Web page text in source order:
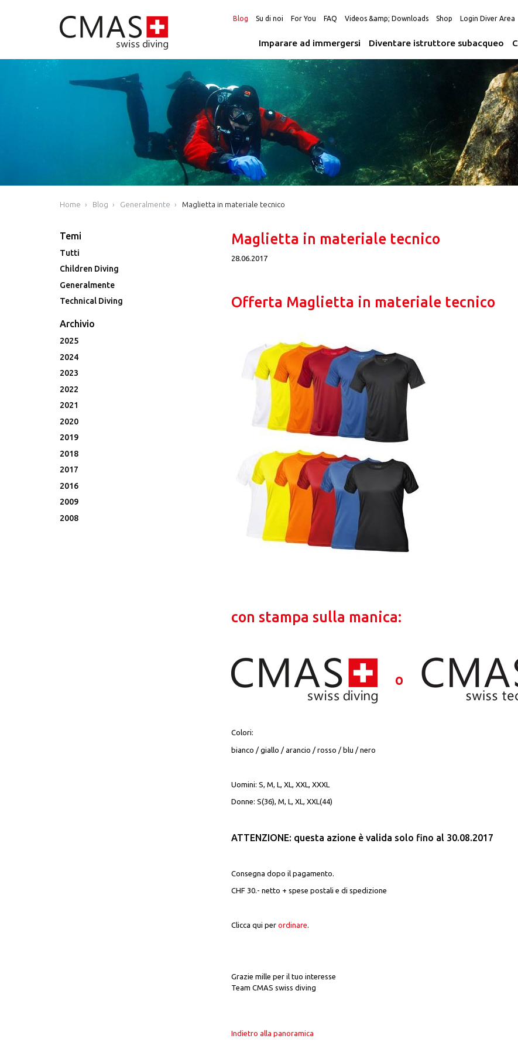
Blog Su di noi For You FAQ Videos &amp; Downloads Shop Login Diver Area
Imparare ad immergersi Diventare istruttore subacqueo
Home Blog Generalmente Maglietta in materiale tecnico
Temi
Tutti
Children Diving
Generalmente
Technical Diving
Archivio
2025
2024
2023
2022
2021
2020
2019
2018
2017
2016
2009
2008
Maglietta in materiale tecnico
28.06.2017
Offerta Maglietta in materiale tecnico
con stampa sulla manica:
o
Colori:
bianco / giallo / arancio / rosso / blu / nero
Uomini: S, M, L, XL, XXL, XXXL
Donne: S(36), M, L, XL, XXL(44)
ATTENZIONE: questa azione è valida solo fino al 30.08.2017
Consegna dopo il pagamento.
CHF 30.- netto + spese postali e di spedizione
Clicca qui per ordinare
Grazie mille per il tuo interesse
Team CMAS swiss diving
Indietro alla panoramica